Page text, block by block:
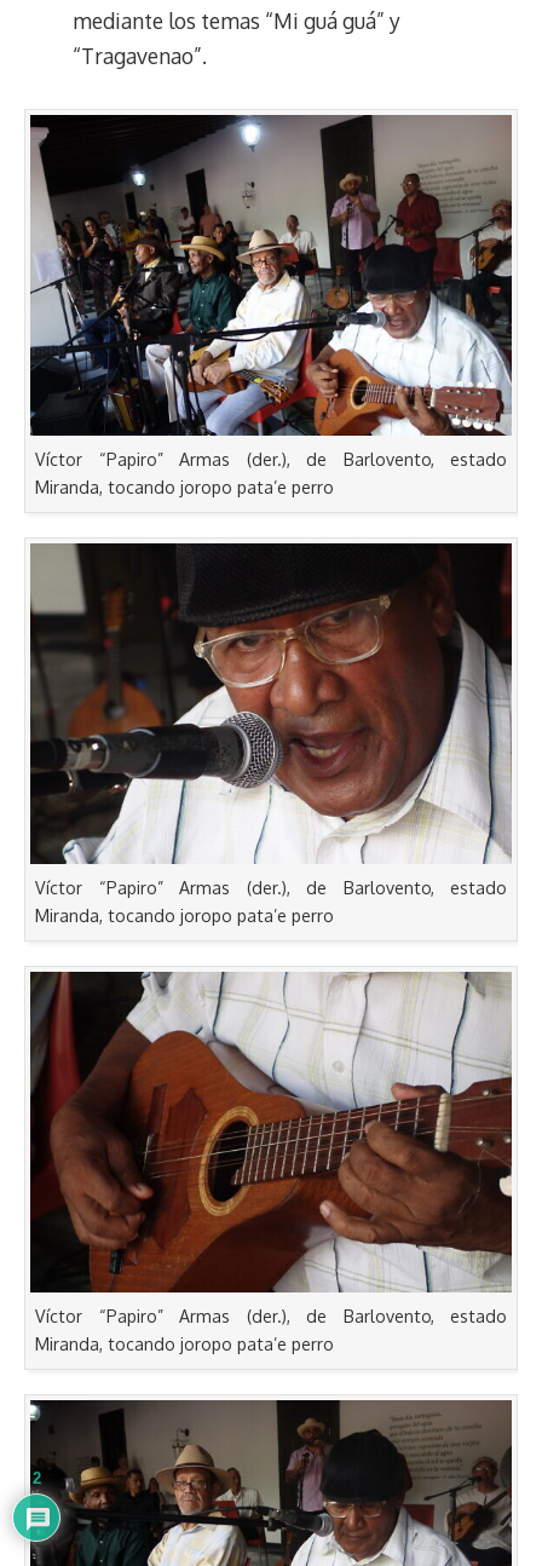
mediante los temas “Mi guá guá” y
“Tragavenao”.
Víctor “Papiro” Armas (der.), de Barlovento, estado
Miranda, tocando joropo pata’e perro
Víctor “Papiro” Armas (der.), de Barlovento, estado
Miranda, tocando joropo pata’e perro
Víctor “Papiro” Armas (der.), de Barlovento, estado
Miranda, tocando joropo pata’e perro
2